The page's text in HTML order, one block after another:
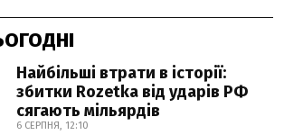
Найбільші втрати в історії:
збитки Rozetka від ударів РФ
сягають мільярдів
6 СЕРПНЯ, 12:10